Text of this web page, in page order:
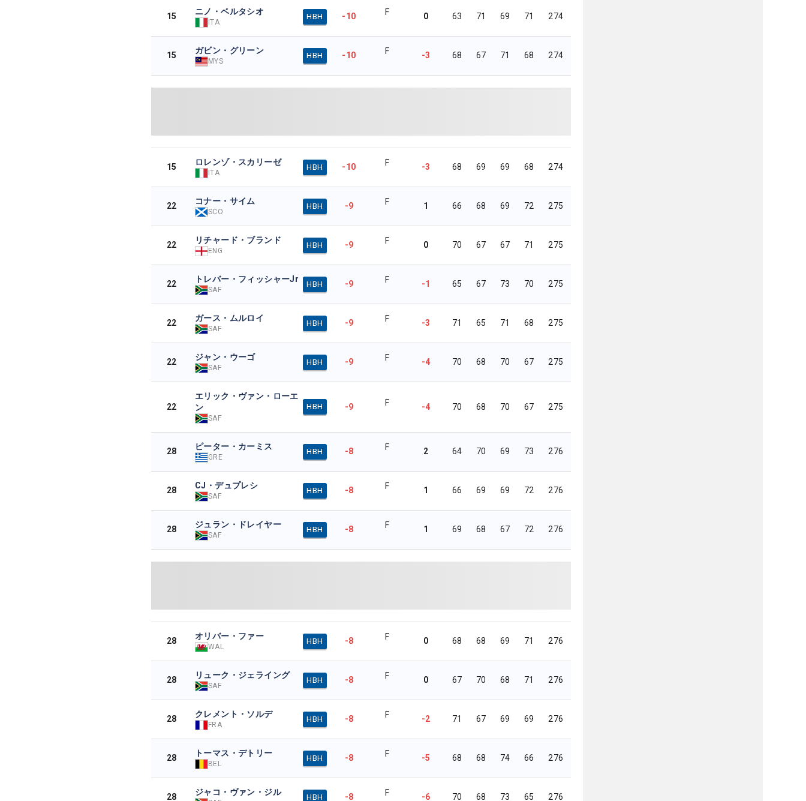
15 ニノ・ベルタシオ
ITA
HBH -10 F 0 63 71 69 71 274
15 ガビン・グリーン
MYS
HBH -10 F -3 68 67 71 68 274
15 ロレンゾ・スカリーゼ
ITA
HBH -10 F -3 68 69 69 68 274
22 コナー・サイム
SCO
HBH -9 F 1 66 68 69 72 275
22 リチャード・ブランド
ENG
HBH -9 F 0 70 67 67 71 275
22 トレバー・フィッシャーJr
SAF
HBH -9 F -1 65 67 73 70 275
22 ガース・ムルロイ
SAF
HBH -9 F -3 71 65 71 68 275
22 ジャン・ウーゴ
SAF
HBH -9 F -4 70 68 70 67 275
22
エリック・ヴァン・ローエ
ン
SAF
HBH -9 F -4 70 68 70 67 275
28 ピーター・カーミス
GRE
HBH -8 F 2 64 70 69 73 276
28 CJ・デュプレシ
SAF
HBH -8 F 1 66 69 69 72 276
28 ジュラン・ドレイヤー
SAF
HBH -8 F 1 69 68 67 72 276
28 オリバー・ファー
WAL
HBH -8 F 0 68 68 69 71 276
28 リューク・ジェライング
SAF
HBH -8 F 0 67 70 68 71 276
28 クレメント・ソルデ
FRA
HBH -8 F -2 71 67 69 69 276
28 トーマス・デトリー
BEL
HBH -8 F -5 68 68 74 66 276
28 ジャコ・ヴァン・ジル
HBH -8 F -6 70 68 73 65 276